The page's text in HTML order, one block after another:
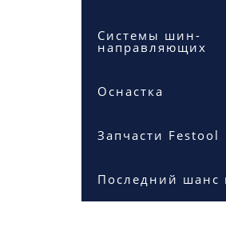
Системы шин-
направляющих
Оснастка
Запчасти Festool
Последний шанс